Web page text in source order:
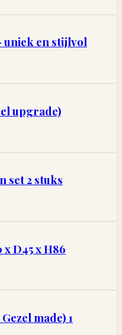
uniek en stijlvol
upgrade)
set 2 stuks
D45 x H86
made) 1